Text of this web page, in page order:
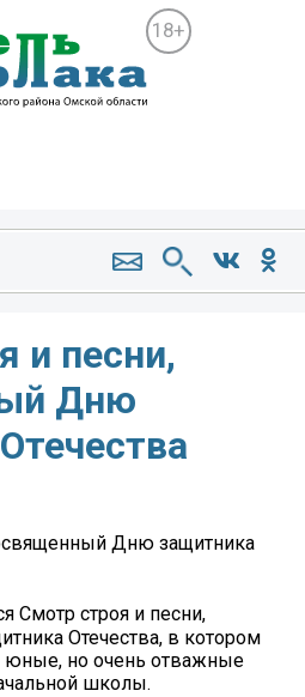
18+
и песни,
Дню
Дню защитника
Смотр строя и песни,
Отечества, в котором
юные, но очень отважные
школы.